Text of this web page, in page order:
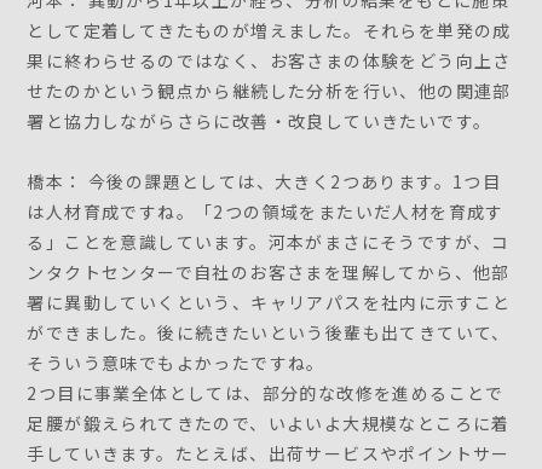
として定着してきたものが増えました。それらを単発の成
果に終わらせるのではなく、お客さまの体験をどう向上さ
せたのかという観点から継続した分析を行い、他の関連部
署と協力しながらさらに改善・改良していきたいです。
橋本： 今後の課題としては、大きく2つあります。1つ目
は人材育成ですね。「2つの領域をまたいだ人材を育成す
る」ことを意識しています。河本がまさにそうですが、コ
ンタクトセンターで自社のお客さまを理解してから、他部
署に異動していくという、キャリアパスを社内に示すこと
ができました。後に続きたいという後輩も出てきていて、
そういう意味でもよかったですね。
2つ目に事業全体としては、部分的な改修を進めることで
足腰が鍛えられてきたので、いよいよ大規模なところに着
手していきます。たとえば、出荷サービスやポイントサー